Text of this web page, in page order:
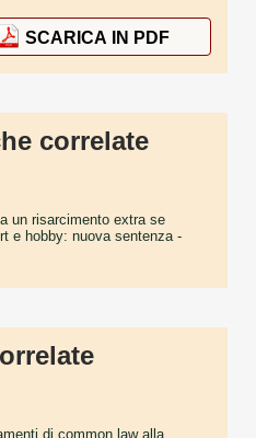
SCARICA IN PDF
correlate
un risarcimento extra se
e hobby: nuova sentenza -
di common law alla